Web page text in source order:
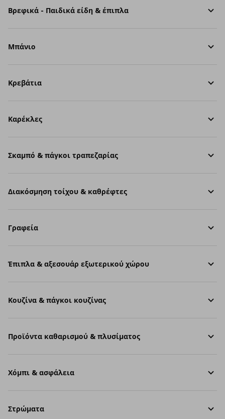
Βρεφικά - Παιδικά είδη & έπιπλα
Μπάνιο
Κρεβάτια
Καρέκλες
Σκαμπό & πάγκοι τραπεζαρίας
Διακόσμηση τοίχου & καθρέφτες
Γραφεία
Έπιπλα & αξεσουάρ εξωτερικού χώρου
Κουζίνα & πάγκοι κουζίνας
Προϊόντα καθαρισμού & πλυσίματος
Χόμπι & ασφάλεια
Στρώματα